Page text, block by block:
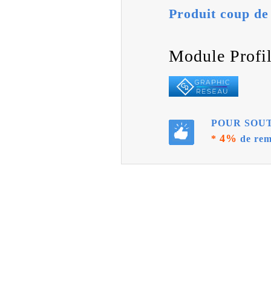
Produit coup
Module
POUR
* 4% de